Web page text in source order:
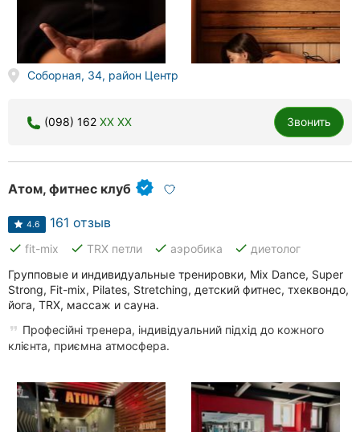
Полтава
Чернигов
Черкассы
Сумы
Ивано-
Франковск
Луцк
Ужгород
Карпаты
Соборная, 34, район Центр
(098) 162 XX XX Звонить
Атом, фитнес клуб
4.6 161 отзыв
done fit-mix done TRX петли done аэробика done диетолог
Групповые и индивидуальные тренировки, Mix Dance, Super
Strong, Fit-mix, Pilates, Stretching, детский фитнес, тхеквондо,
йога, TRX, массаж и сауна.
Професійні тренера, індивідуальний підхід до кожного
клієнта, приємна атмосфера.